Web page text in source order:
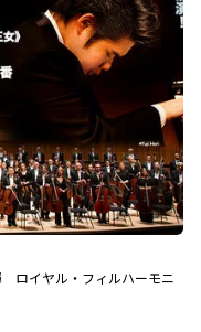
ロイヤル・フィルハーモニ